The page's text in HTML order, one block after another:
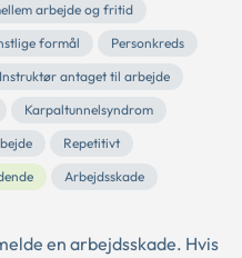
arbejde og fritid
formål
Personkreds
Instruktør antaget til arbejde
Karpaltunnelsyndrom
Repetitivt
Arbejdsskade
en arbejdsskade. Hvis